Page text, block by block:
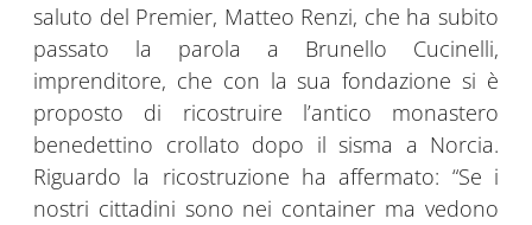
saluto del Premier, Matteo Renzi, che ha subito
passato la parola a Brunello Cucinelli,
imprenditore, che con la sua fondazione si è
proposto di ricostruire l’antico monastero
benedettino crollato dopo il sisma a Norcia.
Riguardo la ricostruzione ha affermato: “Se i
nostri cittadini sono nei container ma vedono